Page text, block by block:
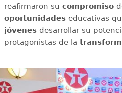
reafirmaron su compromiso
oportunidadeseducativas
jóvenesdesarrollar su
protagonistas de la